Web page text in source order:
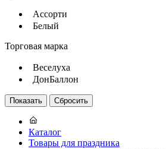
Ассорти
Белый
Торговая марка
Веселуха
ДонБаллон
Каталог
Товары для праздника